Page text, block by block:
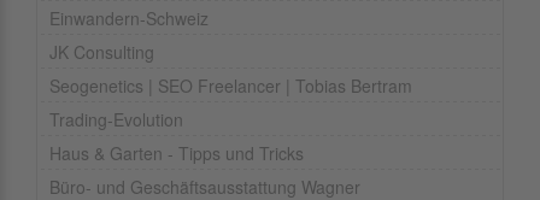
Einwandern-Schweiz
JK Consulting
Seogenetics | SEO Freelancer | Tobias Bertram
Trading-Evolution
Haus & Garten - Tipps und Tricks
Büro- und Geschäftsausstattung Wagner